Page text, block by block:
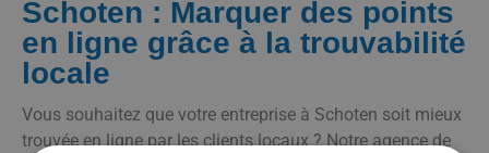
Schoten : Marquer des points
en ligne grâce à la trouvabilité
locale
Vous souhaitez que votre entreprise à Schoten soit mieux
trouvée en ligne par les clients locaux ? Notre agence de